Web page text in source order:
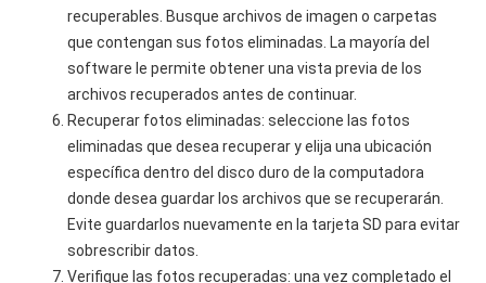
recuperables. Busque archivos de imagen o carpetas
que contengan sus fotos eliminadas. La mayoría del
software le permite obtener una vista previa de los
archivos recuperados antes de continuar.
Recuperar fotos eliminadas: seleccione las fotos
eliminadas que desea recuperar y elija una ubicación
específica dentro del disco duro de la computadora
donde desea guardar los archivos que se recuperarán.
Evite guardarlos nuevamente en la tarjeta SD para evitar
sobrescribir datos.
Verifique las fotos recuperadas: una vez completado el